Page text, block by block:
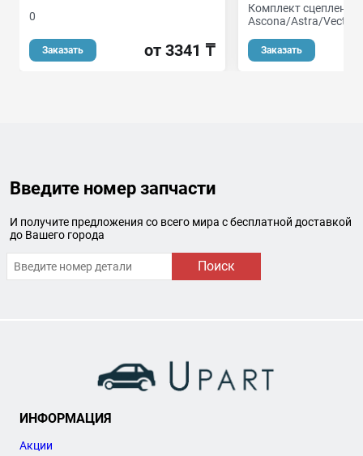
0
Заказать от 3341 ₸
Комплект сцепления
Ascona/Astra/Vectra
Заказать
Введите номер запчасти
И получите предложения со всего мира с бесплатной доставкой
до Вашего города
Поиск
ИНФОРМАЦИЯ
Акции